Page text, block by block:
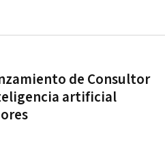
de Consultor
artificial